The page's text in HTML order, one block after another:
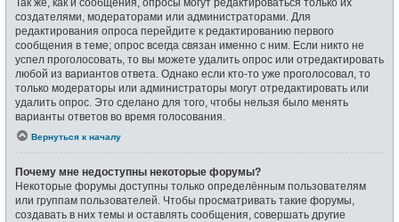
создателями, модераторами или администраторами. Для
редактирования опроса перейдите к редактированию первого
сообщения в теме; опрос всегда связан именно с ним. Если никто не
успел проголосовать, то вы можете удалить опрос или отредактировать
любой из вариантов ответа. Однако если кто-то уже проголосовал, то
только модераторы или администраторы могут отредактировать или
удалить опрос. Это сделано для того, чтобы нельзя было менять
варианты ответов во время голосования.
Вернуться к началу
Почему мне недоступны некоторые форумы?
Некоторые форумы доступны только определённым пользователям
или группам пользователей. Чтобы просматривать такие форумы,
создавать в них темы и оставлять сообщения, совершать другие